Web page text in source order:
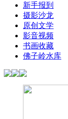
新手报到
摄影沙龙
原创文学
影音视频
书画收藏
佛子岭水库